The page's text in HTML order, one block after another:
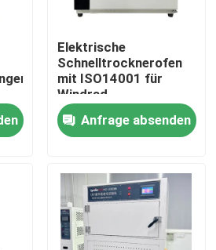
Elektrische
Schnelltrocknerofen
mit ISO14001 für
Windrad
Anfrage absenden